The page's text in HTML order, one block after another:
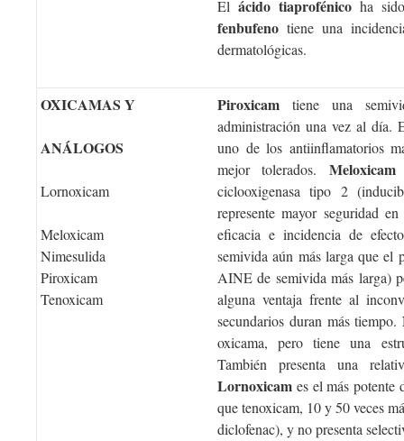
El ácido tiaprofénicoha sido
fenbufeno tiene una
dermatológicas.
OXICAMAS Y
ANÁLOGOS
Lornoxicam
Meloxicam
Nimesulida
Piroxicam
Tenoxicam
Piroxicam tiene una
administración una vez al día.
uno de los antiinflamatorios
mejor tolerados. Meloxicam
ciclooxigenasa tipo 2
represente mayor seguridad
eficacia e incidencia de
semivida aún más larga que el
AINE de semivida más larga)
alguna ventaja frente al
secundarios duran más tiempo.
oxicama, pero tiene una
También presenta una
Lornoxicam es el más potente
que tenoxicam, 10 y 50 veces
diclofenac), y no presenta